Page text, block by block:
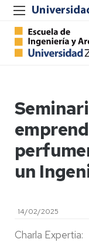
un
14/02/2025
Charla Expertia: